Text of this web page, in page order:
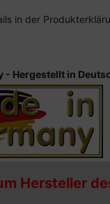
in der
- Hergestellt in
Hersteller